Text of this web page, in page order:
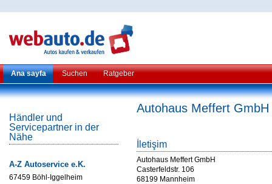
Ana sayfa Suchen Ratgeber
Händler und
Servicepartner in der
Nähe
A-Z Autoservice e.K.
67459 Böhl-Iggelheim
Autohaus Meffert GmbH
İletişim
Autohaus Meffert GmbH
Casterfeldstr. 106
68199 Mannheim